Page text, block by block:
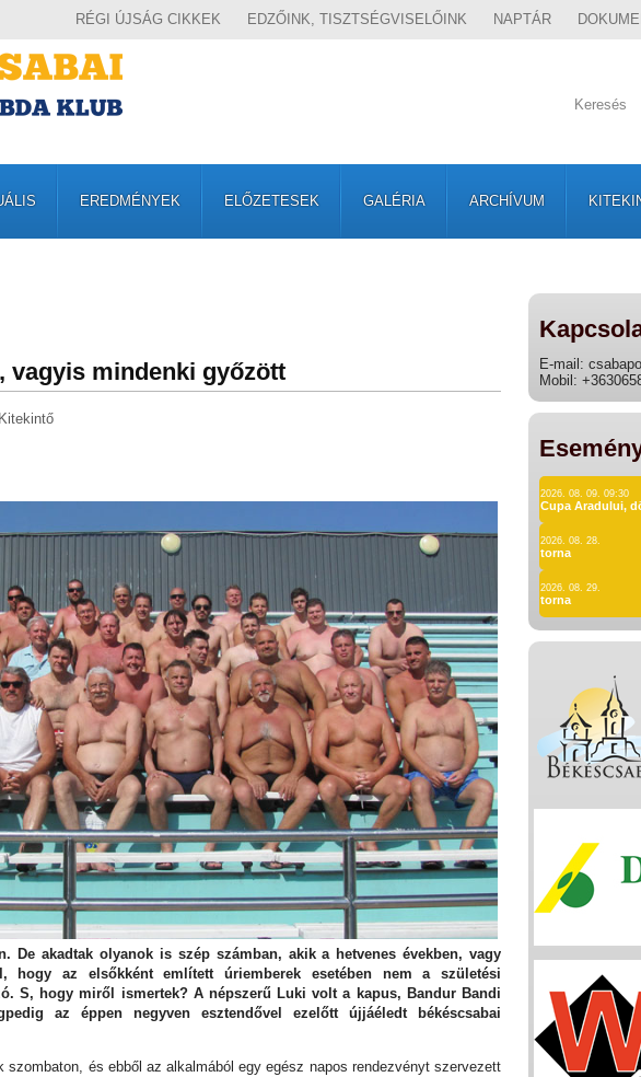
RÉGI ÚJSÁG CIKKEK EDZŐINK, TISZTSÉGVISELŐINK NAPTÁR
EREDMÉNYEK ELŐZETESEK GALÉRIA ARCHÍVUM
E-mail:
Mobil:
2026. 08. 09. 09:30
Cupa Aradului,
2026. 08. 28.
torna
2026. 08. 29.
torna
vagyis mindenki győzött
Kitekintő
De akadtak olyanok is szép számban, akik a hetvenes években, vagy
az elsőkként említett úriemberek esetében nem a születési
S, hogy miről ismertek? A népszerű Luki volt a kapus, Bandur Bandi
az éppen negyven esztendővel ezelőtt újjáéledt békéscsabai
szombaton, és ebből az alkalmából egy egész napos rendezvényt szervezett